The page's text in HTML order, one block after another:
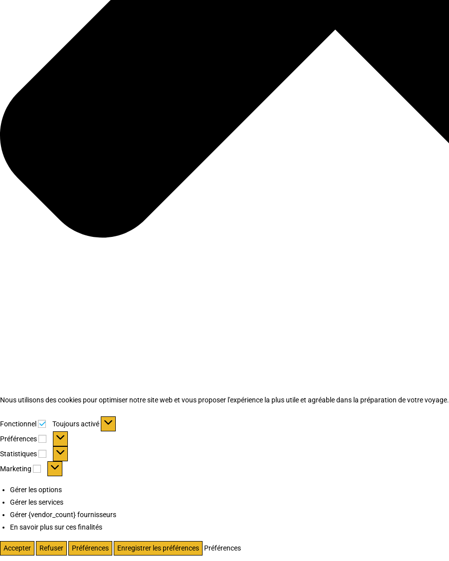
Nous utilisons des cookies pour optimiser notre site web et vous proposer l'expérience la plus utile et agréable dans la préparation de votre voyage.
Fonctionnel Fonctionnel
Toujours activé
Préférences
Préférences
Statistiques Statistiques
Marketing Marketing
Gérer les options
Gérer les services
Gérer {vendor_count} fournisseurs
En savoir plus sur ces finalités
Accepter Refuser Préférences Enregistrer les préférences Préférences